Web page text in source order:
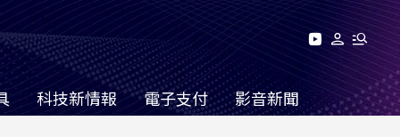
科技新情報 電子支付 影音新聞